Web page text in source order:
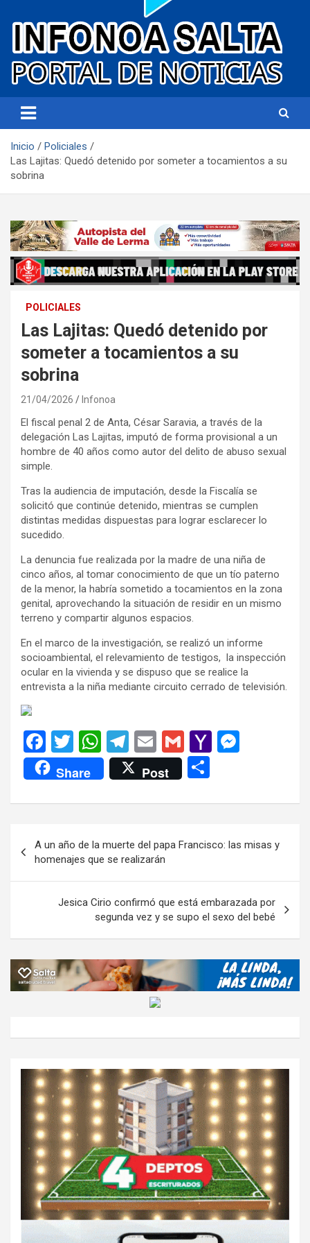
Infonoa Salta
Inicio
Policiales
Las Lajitas: Quedó detenido por someter a tocamientos a su
sobrina
POLICIALES
Las Lajitas: Quedó detenido por
someter a tocamientos a su
sobrina
21/04/2026 Infonoa
El fiscal penal 2 de Anta, César Saravia, a través de la
delegación Las Lajitas, imputó de forma provisional a un
hombre de 40 años como autor del delito de abuso sexual
simple.
Tras la audiencia de imputación, desde la Fiscalía se
solicitó que continúe detenido, mientras se cumplen
distintas medidas dispuestas para lograr esclarecer lo
sucedido.
La denuncia fue realizada por la madre de una niña de
cinco años, al tomar conocimiento de que un tío paterno
de la menor, la habría sometido a tocamientos en la zona
genital, aprovechando la situación de residir en un mismo
terreno y compartir algunos espacios.
En el marco de la investigación, se realizó un informe
socioambiental, el relevamiento de testigos, la inspección
ocular en la vivienda y se dispuso que se realice la
entrevista a la niña mediante circuito cerrado de televisión.
F
a
ce
b
o
k
T
wi
tt
er
W
h
at
s
p
p
T
el
e
gr
m
E
m
ail
G
m
ail
Y
o
M
ail
n
er
Share Post
m
ar
tir
de
entradas
A un año de la muerte del papa Francisco: las misas y
homenajes que se realizarán
Jesica Cirio confirmó que está embarazada por
segunda vez y se supo el sexo del bebé